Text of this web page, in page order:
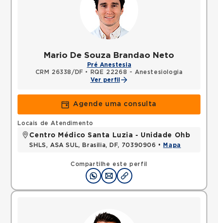
Mario De Souza Brandao Neto
Pré Anestesia
CRM 26338/DF •
RQE 22268 - Anestesiologia
Ver perfil
Agende uma consulta
Compartilhe este perfil
Locais de Atendimento
Centro Médico Santa Luzia - Unidade Ohb
SHLS, ASA SUL, Brasilia, DF, 70390906 • Mapa